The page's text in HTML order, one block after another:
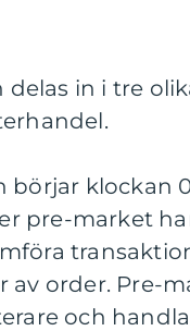
in i tre
börjar klockan
pre-market
av order. Pre-
och